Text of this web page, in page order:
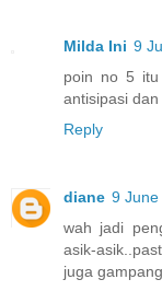
Milda Ini 9
poin no 5 itu
antisipasi
Reply
diane 9
wah jadi
asik-
juga gampang